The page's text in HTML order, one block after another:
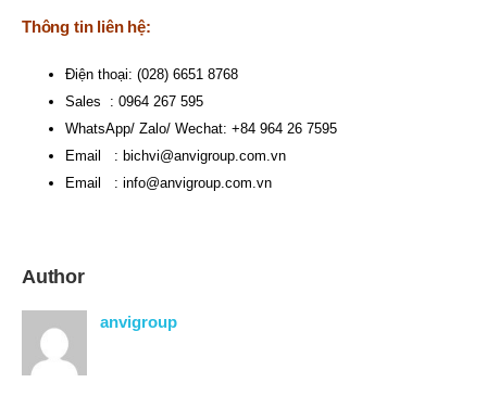
Thông tin liên hệ:
Điện thoại: (028) 6651 8768
Sales : 0964 267 595
WhatsApp/ Zalo/ Wechat: +84 964 26 7595
Email : bichvi@anvigroup.com.vn
Email : info@anvigroup.com.vn
Author
anvigroup